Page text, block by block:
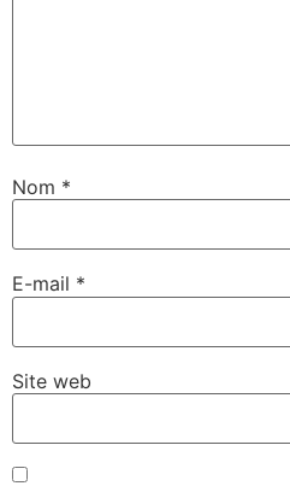
Nom *
E-mail *
Site web